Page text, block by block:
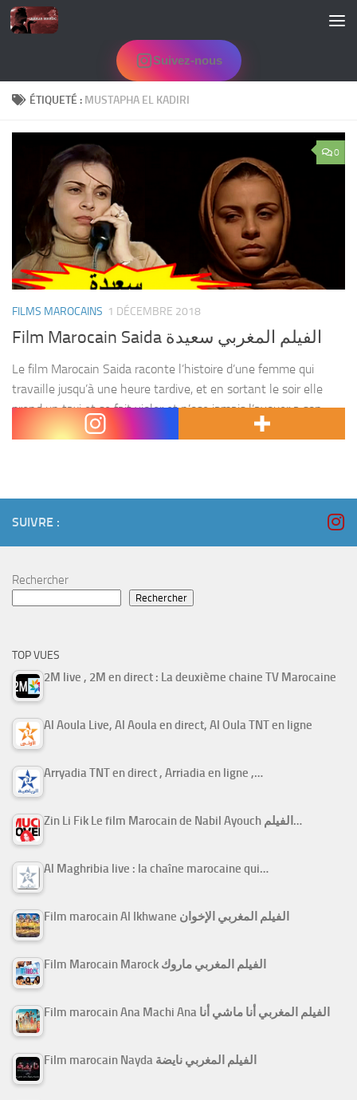
Skip to content
Suivez-nous
ÉTIQUETÉ : MUSTAPHA EL KADIRI
0
FILMS MAROCAINS 1 DÉCEMBRE 2018
Film Marocain Saida الفيلم المغربي سعيدة
Le film Marocain Saida raconte l’histoire d’une femme qui
travaille jusqu’à une heure tardive, et en sortant le soir elle
prend un taxi et se fait violer et n’ose jamais l’avouer a son
SUIVRE :
Rechercher
Rechercher
TOP VUES
2M live , 2M en direct : La deuxième chaine TV Marocaine
Al Aoula Live, Al Aoula en direct, Al Oula TNT en ligne
Arryadia TNT en direct , Arriadia en ligne ,…
Zin Li Fik Le film Marocain de Nabil Ayouch الفيلم…
Al Maghribia live : la chaîne marocaine qui…
Film marocain Al Ikhwane الفيلم المغربي الإخوان
Film Marocain Marock الفيلم المغربي ماروك
Film marocain Ana Machi Ana الفيلم المغربي أنا ماشي أنا
Film marocain Nayda الفيلم المغربي نايضة